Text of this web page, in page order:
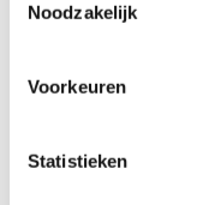
Noodzakelijk
Voorkeuren
Statistieken